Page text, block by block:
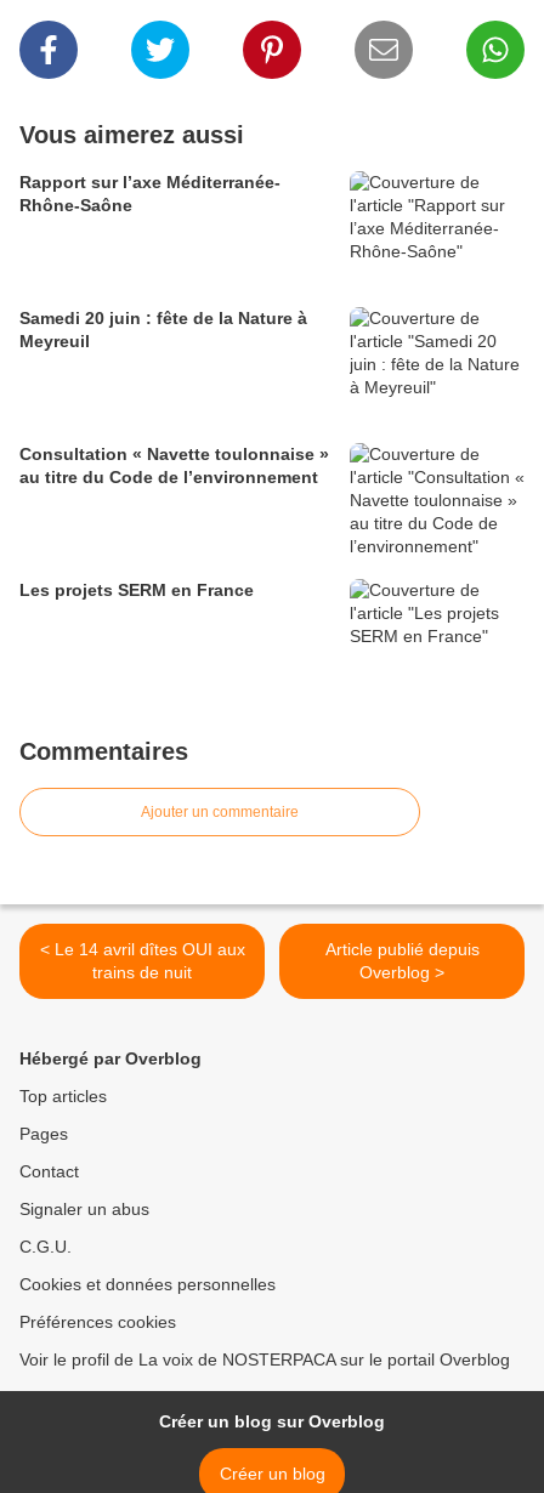
Vous aimerez aussi
Rapport sur l’axe Méditerranée-
Rhône-Saône
Samedi 20 juin : fête de la Nature à
Meyreuil
Consultation « Navette toulonnaise »
au titre du Code de l’environnement
Les projets SERM en France
Commentaires
Ajouter un commentaire
< Le 14 avril dîtes OUI aux
trains de nuit
Article publié depuis
Overblog >
Hébergé par Overblog
Top articles
Pages
Contact
Signaler un abus
C.G.U.
Cookies et données personnelles
Préférences cookies
Voir le profil de La voix de NOSTERPACA sur le portail Overblog
Créer un blog sur Overblog
Créer un blog